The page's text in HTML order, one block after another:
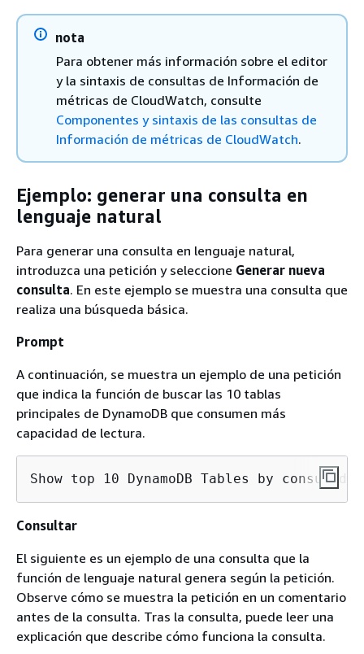
nota
Para obtener más información sobre el editor
y la sintaxis de consultas de Información de
métricas de CloudWatch, consulte
Componentes y sintaxis de las consultas de
Información de métricas de CloudWatch.
Ejemplo: generar una consulta en
lenguaje natural
Para generar una consulta en lenguaje natural,
introduzca una petición y seleccione Generar nueva
consulta. En este ejemplo se muestra una consulta que
realiza una búsqueda básica.
Prompt
A continuación, se muestra un ejemplo de una petición
que indica la función de buscar las 10 tablas
principales de DynamoDB que consumen más
capacidad de lectura.
Show top 10 DynamoDB Tables by consumed
Consultar
El siguiente es un ejemplo de una consulta que la
función de lenguaje natural genera según la petición.
Observe cómo se muestra la petición en un comentario
antes de la consulta. Tras la consulta, puede leer una
explicación que describe cómo funciona la consulta.